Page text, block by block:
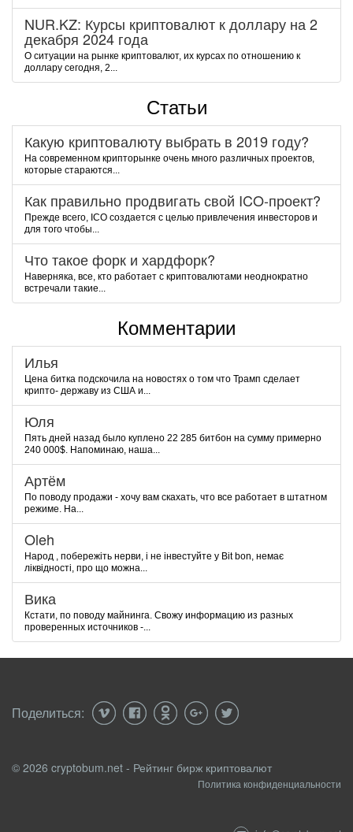
NUR.KZ: Курсы криптовалют к доллару на 2
декабря 2024 года
О ситуации на рынке криптовалют, их курсах по отношению к
доллару сегодня, 2...
Статьи
Какую криптовалюту выбрать в 2019 году?
На современном крипторынке очень много различных проектов,
которые стараются...
Как правильно продвигать свой ICO-проект?
Прежде всего, ICO создается с целью привлечения инвесторов и
для того чтобы...
Что такое форк и хардфорк?
Наверняка, все, кто работает с криптовалютами неоднократно
встречали такие...
Комментарии
Илья
Цена битка подскочила на новостях о том что Трамп сделает
крипто- державу из США и...
Юля
Пять дней назад было куплено 22 285 битбон на сумму примерно
240 000$. Напоминаю, наша...
Артём
По поводу продажи - хочу вам скахать, что все работает в штатном
режиме. На...
Oleh
Народ , побережіть нерви, і не інвестуйте у Bit bon, немає
ліквідності, про що можна...
Вика
Кстати, по поводу майнинга. Свожу информацию из разных
проверенных источников -...
Поделиться:
© 2026 cryptobum.net - Рейтинг бирж криптовалют
Политика конфиденциальности